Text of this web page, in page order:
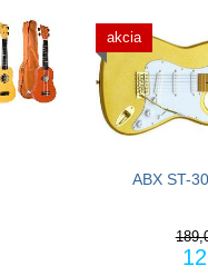
akcia
ABX ST-